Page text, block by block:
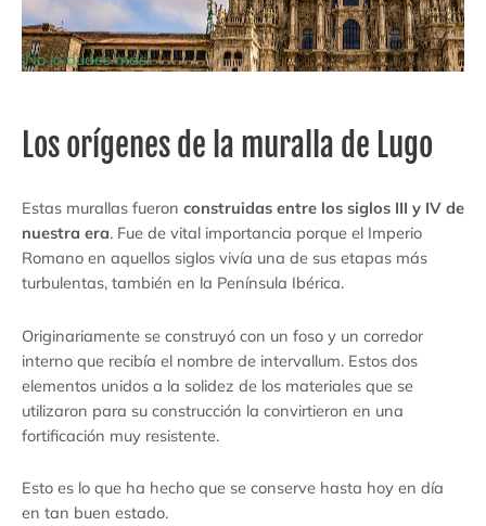
¡No lo dudes más!
Los orígenes de la muralla de Lugo
Estas murallas fueron construidas entre los siglos III y IV de
nuestra era. Fue de vital importancia porque el Imperio
Romano en aquellos siglos vivía una de sus etapas más
turbulentas, también en la Península Ibérica.
Originariamente se construyó con un foso y un corredor
interno que recibía el nombre de intervallum. Estos dos
elementos unidos a la solidez de los materiales que se
utilizaron para su construcción la convirtieron en una
fortificación muy resistente.
Esto es lo que ha hecho que se conserve hasta hoy en día
en tan buen estado.